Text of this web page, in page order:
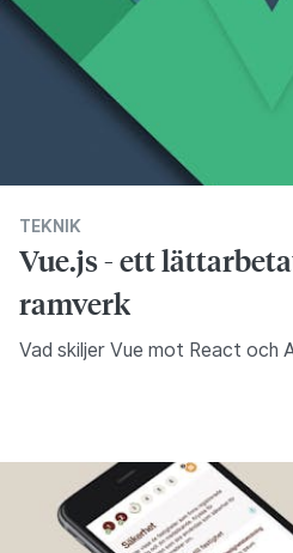
TEKNIK
Vue.js - ett
ramverk
Vad skiljer Vue mot React och